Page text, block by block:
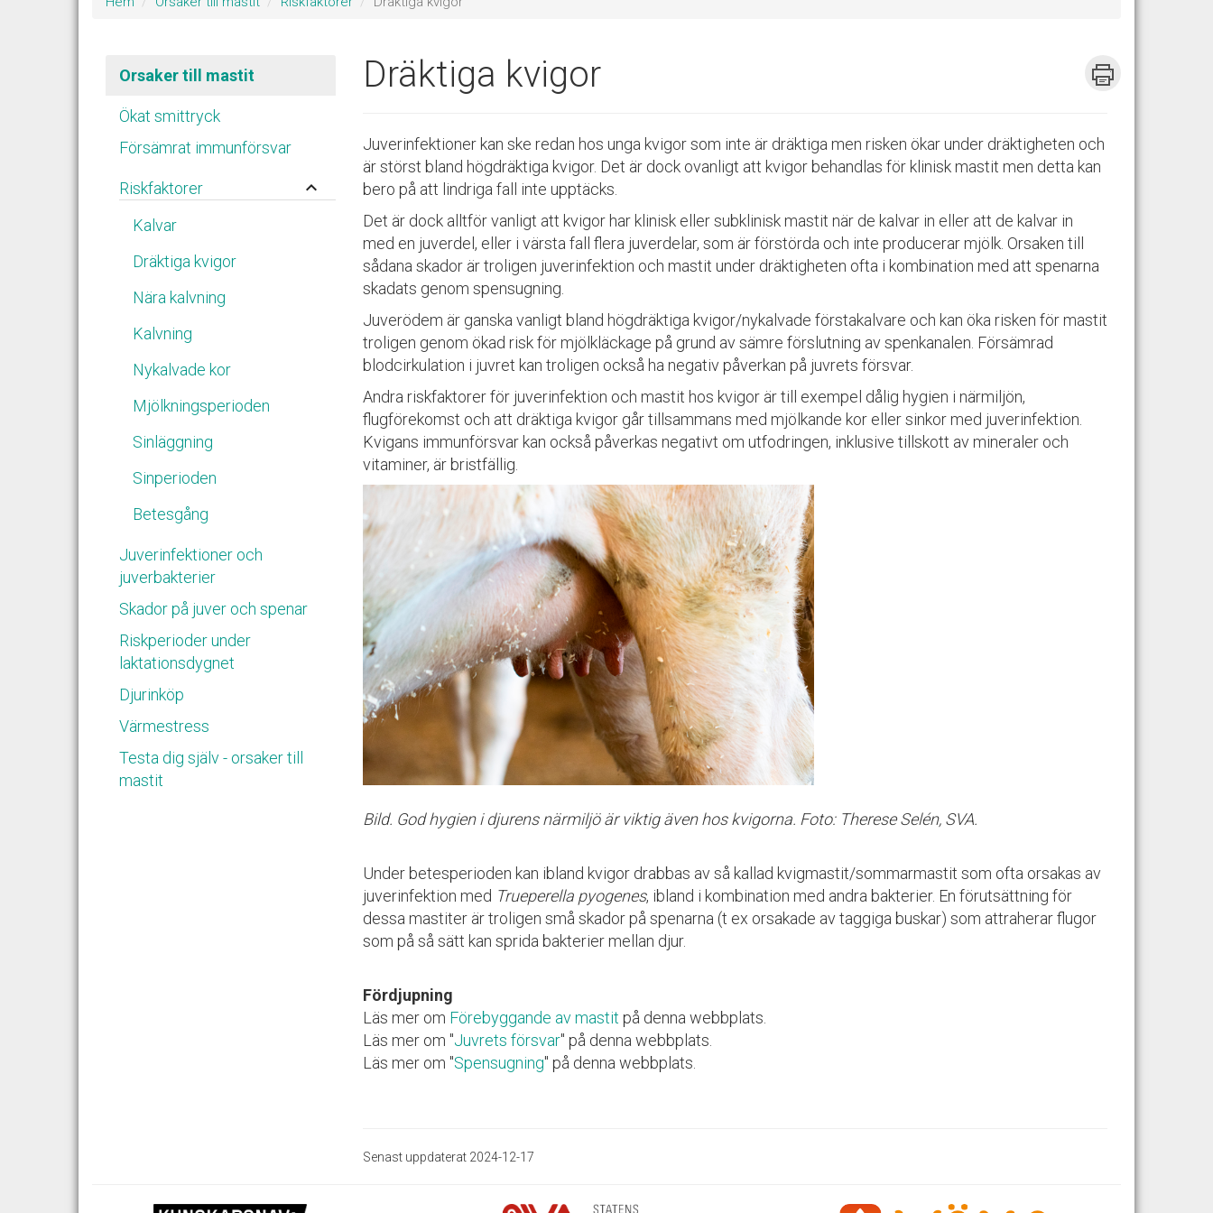
Orsaker till mastit
Ökat smittryck
Försämrat immunförsvar
Riskfaktorer keyboard_arrow_up
Kalvar
Dräktiga kvigor
Nära kalvning
Kalvning
Nykalvade kor
Mjölkningsperioden
Sinläggning
Sinperioden
Betesgång
Juverinfektioner och
juverbakterier
Skador på juver och spenar
Riskperioder under
laktationsdygnet
Djurinköp
Värmestress
Testa dig själv - orsaker till
mastit
Dräktiga kvigor
Juverinfektioner kan ske redan hos unga kvigor som inte är dräktiga men risken ökar under dräktigheten och
är störst bland högdräktiga kvigor. Det är dock ovanligt att kvigor behandlas för klinisk mastit men detta kan
bero på att lindriga fall inte upptäcks.
Det är dock alltför vanligt att kvigor har klinisk eller subklinisk mastit när de kalvar in eller att de kalvar in
med en juverdel, eller i värsta fall flera juverdelar, som är förstörda och inte producerar mjölk. Orsaken till
sådana skador är troligen juverinfektion och mastit under dräktigheten ofta i kombination med att spenarna
skadats genom spensugning.
Juverödem är ganska vanligt bland högdräktiga kvigor/nykalvade förstakalvare och kan öka risken för mastit
troligen genom ökad risk för mjölkläckage på grund av sämre förslutning av spenkanalen. Försämrad
blodcirkulation i juvret kan troligen också ha negativ påverkan på juvrets försvar.
Andra riskfaktorer för juverinfektion och mastit hos kvigor är till exempel dålig hygien i närmiljön,
flugförekomst och att dräktiga kvigor går tillsammans med mjölkande kor eller sinkor med juverinfektion.
Kvigans immunförsvar kan också påverkas negativt om utfodringen, inklusive tillskott av mineraler och
vitaminer, är bristfällig.
Bild. God hygien i djurens närmiljö är viktig även hos kvigorna. Foto: Therese Selén, SVA.
Under betesperioden kan ibland kvigor drabbas av så kallad kvigmastit/sommarmastit som ofta orsakas av
juverinfektion med Trueperella pyogenes, ibland i kombination med andra bakterier. En förutsättning för
dessa mastiter är troligen små skador på spenarna (t ex orsakade av taggiga buskar) som attraherar flugor
som på så sätt kan sprida bakterier mellan djur.
Fördjupning
Läs mer om Förebyggande av mastit på denna webbplats.
Läs mer om "Juvrets försvar" på denna webbplats.
Läs mer om "Spensugning" på denna webbplats.
Senast uppdaterat 2024-12-17